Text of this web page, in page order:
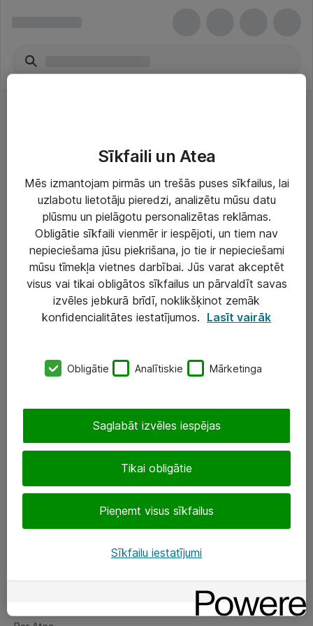
Risinājumi & Pakalpojumi
IT serviss un atbalsts
IT infrastruktūra
Darba vietu IT risinājumi
Serveri un datu centri
SIA „ATEA”
eShop@atea.lv
Ūnijas 15, Rīga
Sekojiet mums
Sīkfaili un Atea
Mēs izmantojam pirmās un trešās puses sīkfailus, lai
uzlabotu lietotāju pieredzi, analizētu mūsu datu
plūsmu un pielāgotu personalizētas reklāmas.
Obligātie sīkfaili vienmēr ir iespējoti, un tiem nav
nepieciešama jūsu piekrišana, jo tie ir nepieciešami
mūsu tīmekļa vietnes darbībai. Jūs varat akceptēt
visus vai tikai obligātos sīkfailus un pārvaldīt savas
izvēles jebkurā brīdī, noklikšķinot zemāk
konfidencialitātes iestatījumos. Lasīt vairāk
Obligātie Analītiskie Mārketinga
Tikai obligātie
Pieņemt visus sīkfailus
Saglabāt izvēles iespējas
Sīkfailu iestatījumi